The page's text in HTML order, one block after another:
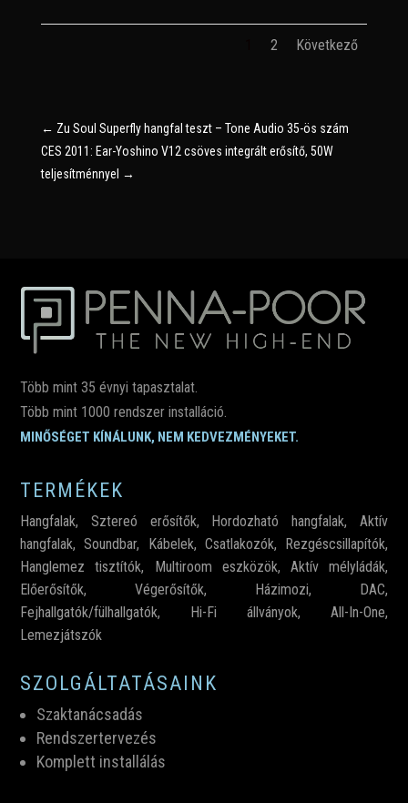
2 Következő
← Zu Soul Superfly hangfal teszt – Tone Audio 35-ös szám
CES 2011: Ear-Yoshino V12 csöves integrált erősítő, 50W
teljesítménnyel →
Több mint 35 évnyi tapasztalat.
Több mint 1000 rendszer installáció.
MINŐSÉGET KÍNÁLUNK, NEM KEDVEZMÉNYEKET.
TERMÉKEK
Hangfalak,Sztereó erősítők, Hordozható hangfalak, Aktív
hangfalak,Soundbar, Kábelek, Csatlakozók, Rezgéscsillapítók,
Hanglemez tisztítók, Multiroom eszközök, Aktív mélyládák,
Előerősítők,Végerősítők, Házimozi, DAC,
Fejhallgatók/fülhallgatók, Hi-Fi állványok, All-In-One,
Lemezjátszók
SZOLGÁLTATÁSAINK
Szaktanácsadás
Rendszertervezés
Komplett installálás